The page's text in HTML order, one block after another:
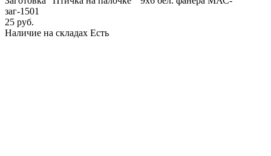
заг-1501
25 руб.
Наличие на складах Есть